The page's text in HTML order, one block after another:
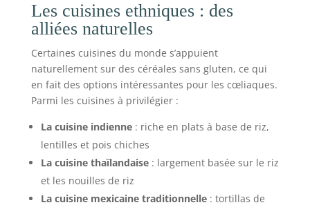
Les cuisines ethniques : des
alliées naturelles
Certaines cuisines du monde s’appuient
naturellement sur des céréales sans gluten, ce qui
en fait des options intéressantes pour les cœliaques.
Parmi les cuisines à privilégier :
La cuisine indienne: riche en plats à base de riz,
lentilles et pois chiches
La cuisine thaïlandaise: largement basée sur le riz
et les nouilles de riz
La cuisine mexicaine traditionnelle: tortillas de